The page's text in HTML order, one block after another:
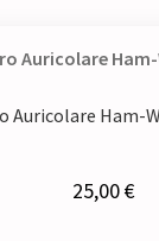
Auricolare Ham-
25,00€